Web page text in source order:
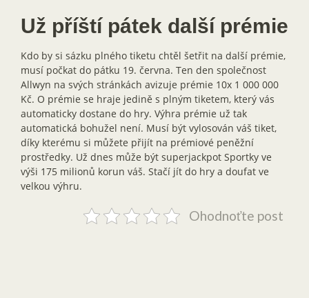
Už příští pátek další prémie
Kdo by si sázku plného tiketu chtěl šetřit na další prémie,
musí počkat do pátku 19. června. Ten den společnost
Allwyn na svých stránkách avizuje prémie 10x 1 000 000
Kč. O prémie se hraje jedině s plným tiketem, který vás
automaticky dostane do hry. Výhra prémie už tak
automatická bohužel není. Musí být vylosován váš tiket,
díky kterému si můžete přijít na prémiové peněžní
prostředky. Už dnes může být superjackpot Sportky ve
výši 175 milionů korun váš. Stačí jít do hry a doufat ve
velkou výhru.
Ohodnoťte post